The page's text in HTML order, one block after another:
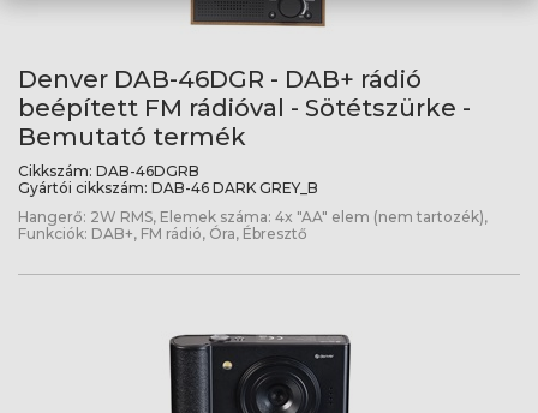
Denver DAB-46DGR - DAB+ rádió
beépített FM rádióval - Sötétszürke -
Bemutató termék
Cikkszám: DAB-46DGRB
Gyártói cikkszám: DAB-46 DARK GREY_B
Hangerő: 2W RMS, Elemek száma: 4x "AA" elem (nem tartozék),
Funkciók: DAB+, FM rádió, Óra, Ébresztő